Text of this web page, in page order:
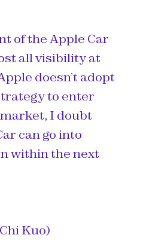
of the Apple Car
all visibility at
doesn’t adopt
to enter
I doubt
can go into
within the next
Kuo)